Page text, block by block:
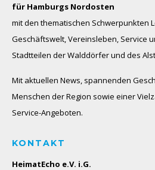
für Hamburgs Nordosten
mit den thematischen Schwerpunkten
Geschäftswelt, Vereinsleben, Service
Stadtteilen der Walddörfer und des
Mit aktuellen News, spannenden
Menschen der Region sowie einer
Service-Angeboten.
KONTAKT
HeimatEcho e.V. i.G.